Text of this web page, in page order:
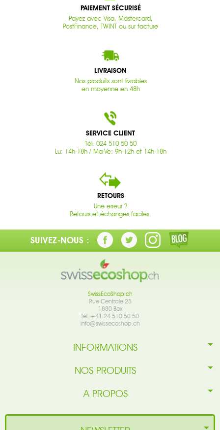
PAIEMENT SÉCURISÉ
Payez avec Visa, Mastercard,
PostFinance, TWINT ou sur facture
LIVRAISON
Nos produits sont livrables
en moyenne en 48h
SERVICE CLIENT
Tél. 024 510 50 50
Lu: 14h-18h / Ma-Ve: 9h-12h et 14h-18h
RETOURS
Une erreur ?
Retours et échanges faciles.
SUIVEZ-NOUS :
SwissEcoShop.ch
Rue Centrale 25
1880 Bex
Tél. +41 24 510 50 50
info@swissecoshop.ch
INFORMATIONS
NOS PRODUITS
A PROPOS